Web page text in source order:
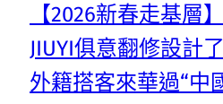
【2026新春走基層
JIUYI俱意翻修設計
外籍搭客來華過“中